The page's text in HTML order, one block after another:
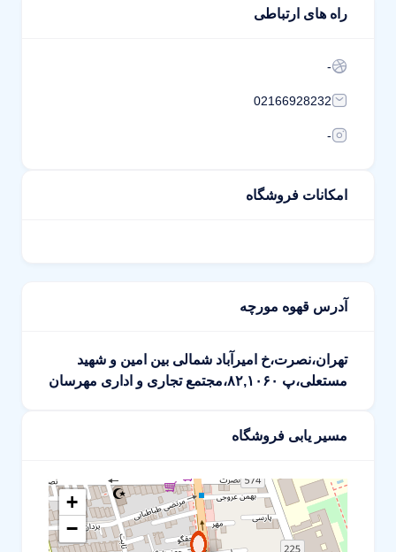
راه های ارتباطی
-
02166928232
-
امکانات فروشگاه
آدرس قهوه مورچه
تهران،نصرت،خ امیرآباد شمالی بین امین و شهید
مستعلی،پ ۸۲,۱۰۶۰،مجتمع تجاری و اداری مهرسان
مسیر یابی فروشگاه
+
−